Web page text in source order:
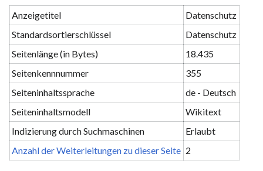
Anzeigetitel
Datenschutz
Standardsortierschlüssel
Datenschutz
Seitenlänge (in Bytes)
18.435
Seitenkennnummer
355
Seiteninhaltssprache
de - Deutsch
Seiteninhaltsmodell
Wikitext
Indizierung durch Suchmaschinen
Erlaubt
Anzahl der Weiterleitungen zu dieser Seite 2